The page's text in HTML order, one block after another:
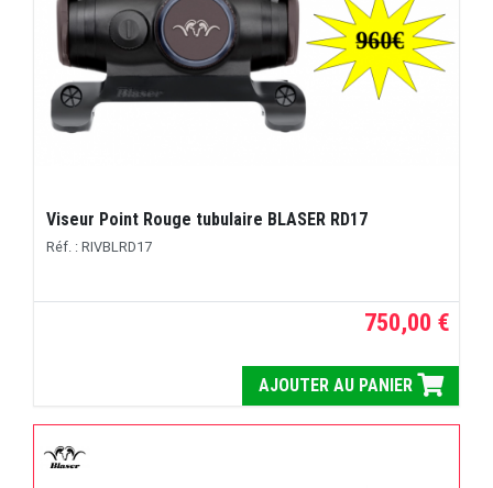
Viseur Point Rouge tubulaire BLASER RD17
Réf. : RIVBLRD17
750,00 €
AJOUTER AU PANIER